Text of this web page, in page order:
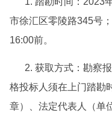
市徐汇区零陵路345号 ；
16:00前。
2. 获取方式： 勘察
格投标人 须在上门踏勘
章）、法定代表人（单